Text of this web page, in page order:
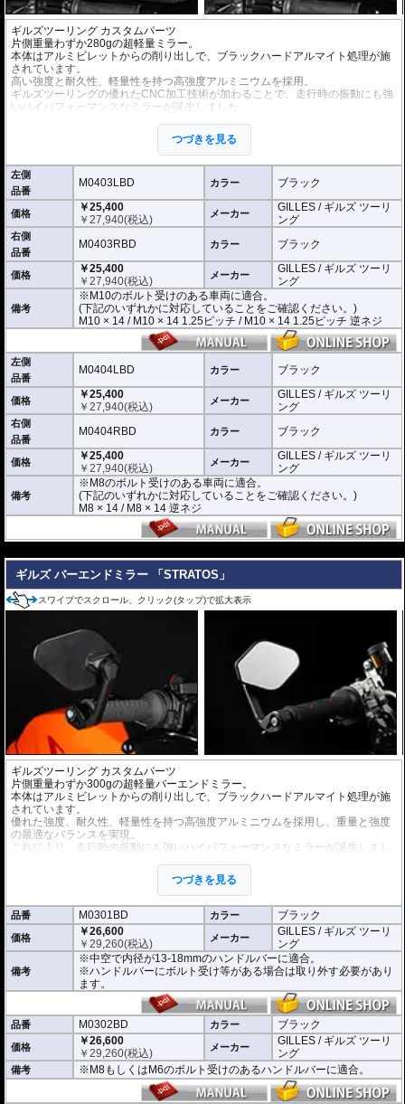
ギルズツーリング カスタムパーツ
片側重量わずか280gの超軽量ミラー。
本体はアルミビレットからの削り出しで、ブラックハードアルマイト処理が施
されています。
高い強度と耐久性、軽量性を持つ高強度アルミニウムを採用。
ギルズツーリングの優れたCNC加工技術が加わることで、走行時の振動にも強
いハイパフォーマンスなミラーが誕生しました。
付属アダプターは汎用性が高く、多くの車種にご利用いただけます。
※車検対応
※左右別売
※商品は汎用品です。
(取付確認がされているものは下記の適合検索で適合品番をご確認いただけま
す。)
M0403LBD / M0403RBD : M10のボルト受けのある車両に適合
※車体側のミラーの取り付け部分が下記のいずれかのネジに対応していること
をご確認ください。
M10 × 14 / M10 × 14 1.25ピッチ / M10 × 14 1.25ピッチ 逆ネジ
M0404LBD / M0404RBD : M8のボルト受けのある車両に適合
※車体側のミラーの取り付け部分が下記のいずれかのネジに対応していること
M8 × 14 / M8 × 14 逆ネジ
※取付箇所の状況や干渉するものがないかなど、あらかじめ寸法図を参考に実
車にて事前にご確認願います。
つづきを見る
左側
品番
M0403LBD カラー ブラック
価格
￥25,400
￥27,940(税込) メーカー
GILLES / ギルズ ツーリ
ング
右側
品番
M0403RBD カラー ブラック
価格
￥25,400
￥27,940(税込) メーカー
GILLES / ギルズ ツーリ
ング
備考
※M10のボルト受けのある車両に適合。
(下記のいずれかに対応していることをご確認ください。)
M10 × 14 / M10 × 14 1.25ピッチ / M10 × 14 1.25ピッチ 逆ネジ
左側
品番
M0404LBD カラー ブラック
価格
￥25,400
￥27,940(税込) メーカー
GILLES / ギルズ ツーリ
ング
右側
品番
M0404RBD カラー ブラック
価格
￥25,400
￥27,940(税込) メーカー
GILLES / ギルズ ツーリ
ング
備考
※M8のボルト受けのある車両に適合。
(下記のいずれかに対応していることをご確認ください。)
M8 × 14 / M8 × 14 逆ネジ
ギルズ バーエンドミラー 「STRATOS」
スワイプでスクロール、クリック(タップ)で拡大表示
ギルズツーリング カスタムパーツ
片側重量わずか300gの超軽量バーエンドミラー。
本体はアルミビレットからの削り出しで、ブラックハードアルマイト処理が施
されています。
優れた強度、耐久性、軽量性を持つ高強度アルミニウムを採用し、重量と強度
の最適なバランスを実現。
これにより、走行時の振動にも強いハイパフォーマンスなミラーが誕生しまし
ミラーの角度や位置も調整が可能。視認性など安全へ関わる要素へも細心の注
※車検対応。
※1個単位での販売
※左右どちらにも使用できます。
※商品は汎用品となり、主に２系統の取り付け方法をラインナップ。
(取付確認がされているものは下記の適合検索で適合品番をご確認いただけま
M0301BD 中空で内径が13-18mmのハンドルバーに適合
M0302BD M8もしくはM6のボルト受けのあるハンドルバーに適合
M0305BD M12のボルト受けのあるハンドルバーに適合
M0309BD 中空で内径が13-18mmのハンドルバーもしくはM18のボルト受け
のあるハンドルバーに適合
別売オプションにカラーインサートをご用意。
車体のイメージに合わせたカスタムが可能となり、ワンポイントアクセントと
つづきを見る
品番 M0301BD カラー ブラック
価格
￥26,600
￥29,260(税込) メーカー
GILLES / ギルズ ツーリ
ング
備考
※中空で内径が13-18mmのハンドルバーに適合。
※ハンドルバーにボルト受け等がある場合は取り外す必要があり
ます。
品番 M0302BD カラー ブラック
価格
￥26,600
￥29,260(税込) メーカー
GILLES / ギルズ ツーリ
ング
備考 ※M8もしくはM6のボルト受けのあるハンドルバーに適合。